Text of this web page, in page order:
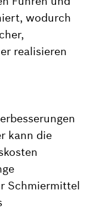
wodurch
realisieren
kann die
Schmiermittel